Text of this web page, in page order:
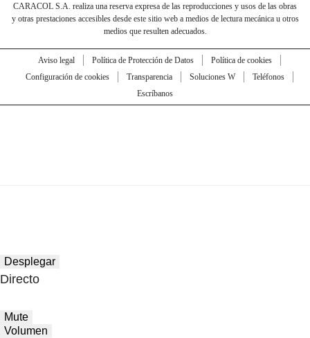
CARACOL S.A. realiza una reserva expresa de las reproducciones y usos de las obras
y otras prestaciones accesibles desde este sitio web a medios de lectura mecánica u otros
medios que resulten adecuados.
Aviso legal Política de Protección de Datos
Política de cookies
Configuración de cookies
Transparencia Soluciones W
Teléfonos
Escríbanos
Desplegar
Directo
Mute
Volumen